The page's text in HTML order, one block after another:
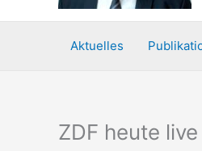
Aktuelles
ZDF heute